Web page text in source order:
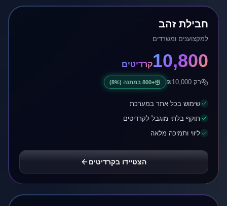
חבילת זהב
למקצוענים ומשרדים
10,800קרדיטים
רק ₪10,000
+
800 במתנה (8%)
שימוש בכל אתר במערכת
תוקף בלתי מוגבל לקרדיטים
ליווי ותמיכה מלאה
הצטיידו בקרדיטים